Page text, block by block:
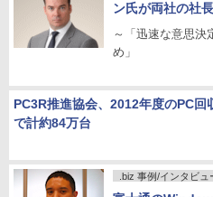
ン氏が両社の社
～「迅速な意思決
め」
PC3R推進協会、2012年度のPC回
で計約84万台
.biz 事例/インタビュ